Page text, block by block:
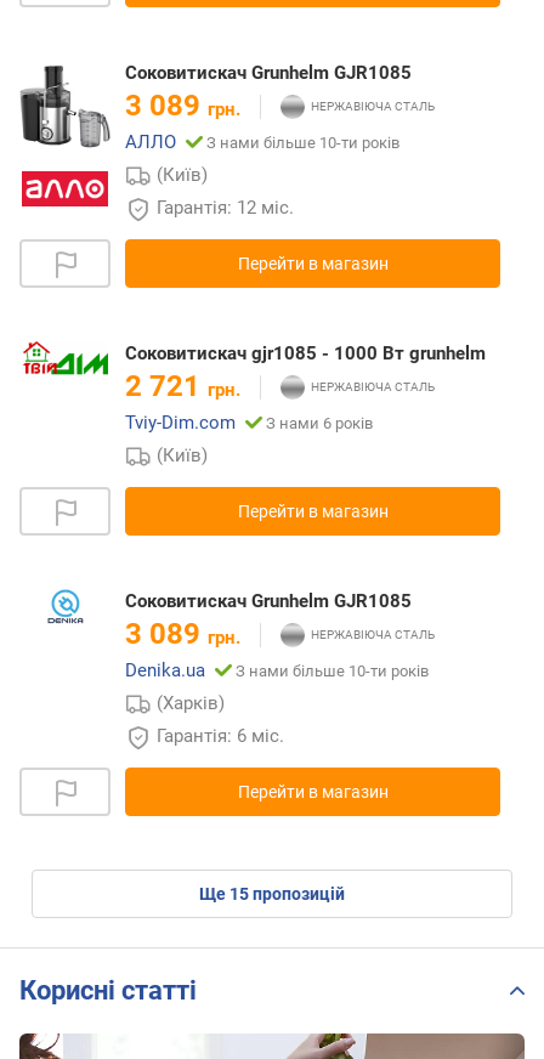
Соковитискач Grunhelm GJR1085
3 089 грн.
АЛЛО
З нами більше 10-ти років
(Київ)
Гарантія: 12 міс.
Перейти в магазин
Соковитискач gjr1085 - 1000 Вт grunhelm
2 721 грн.
Tviy-Dim.com
З нами 6 років
(Київ)
Перейти в магазин
Соковитискач Grunhelm GJR1085
3 089 грн.
Denika.ua
З нами більше 10-ти років
(Харків)
Гарантія: 6 міс.
Перейти в магазин
ще 15пропозицій
Корисні статті